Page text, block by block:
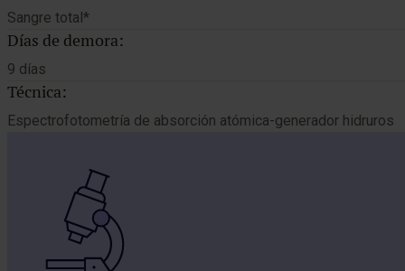
Sangre total*
Días de demora:
9 días
Técnica:
Espectrofotometría de absorción atómica-generador hidruros